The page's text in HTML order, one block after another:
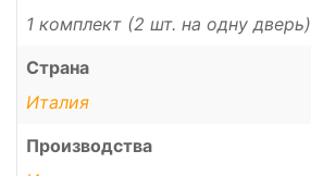
1 комплект (2 шт. на одну дверь)
Страна
Италия
Производства